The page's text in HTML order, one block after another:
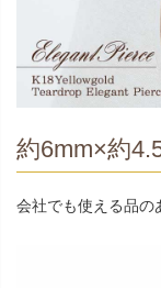
約6mm×約
会社でも使える品の